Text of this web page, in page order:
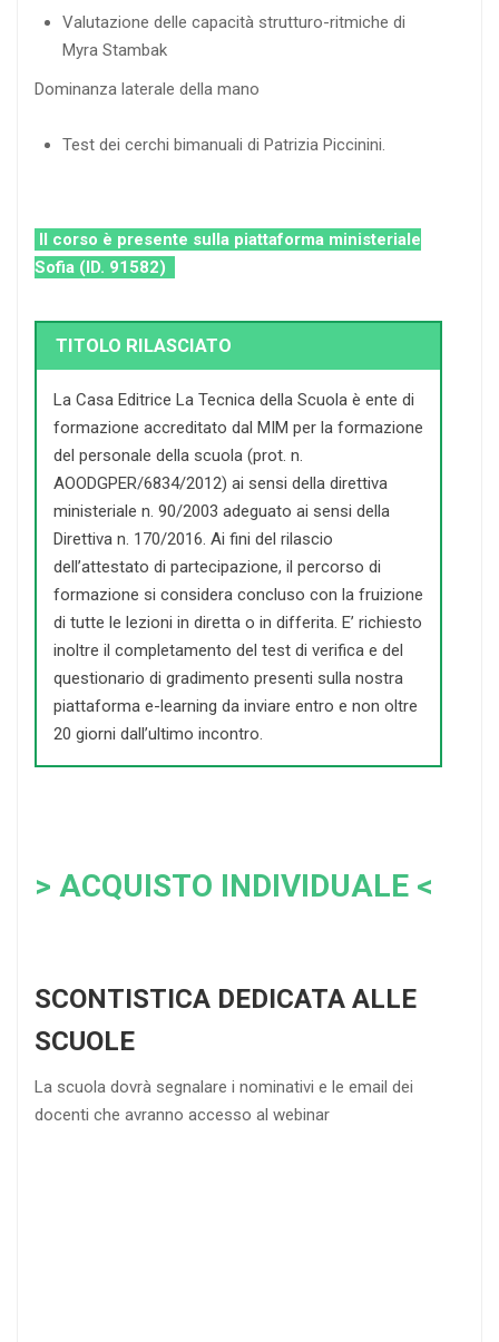
Valutazione delle capacità strutturo-ritmiche di
Myra Stambak
Dominanza laterale della mano
Test dei cerchi bimanuali di Patrizia Piccinini.
Il corso è presente sulla piattaforma ministeriale
Sofia (ID. 91582)
TITOLO RILASCIATO
La Casa Editrice La Tecnica della Scuola è ente di
formazione accreditato dal MIM per la formazione
del personale della scuola (prot. n.
AOODGPER/6834/2012) ai sensi della direttiva
ministeriale n. 90/2003 adeguato ai sensi della
Direttiva n. 170/2016. Ai fini del rilascio
dell’attestato di partecipazione, il percorso di
formazione si considera concluso con la fruizione
di tutte le lezioni in diretta o in differita. E’ richiesto
inoltre il completamento del test di verifica e del
questionario di gradimento presenti sulla nostra
piattaforma e-learning da inviare entro e non oltre
20 giorni dall’ultimo incontro.
> ACQUISTO INDIVIDUALE <
SCONTISTICA DEDICATA ALLE
SCUOLE
La scuola dovrà segnalare i nominativi e le email dei
docenti che avranno accesso al webinar